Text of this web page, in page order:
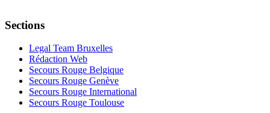
Sections
Legal Team Bruxelles
Rédaction Web
Secours Rouge Belgique
Secours Rouge Genève
Secours Rouge International
Secours Rouge Toulouse